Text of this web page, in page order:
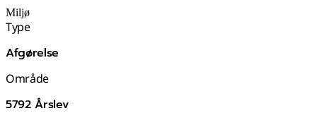
Miljø
Type
Afgørelse
Område
5792 Årslev